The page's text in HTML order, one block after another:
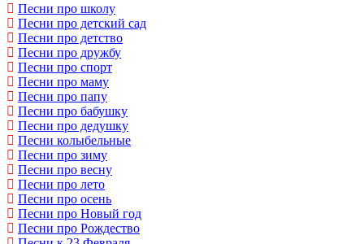
Песни про школу
Песни про детский сад
Песни про детство
Песни про дружбу
Песни про спорт
Песни про маму
Песни про папу
Песни про бабушку
Песни про дедушку
Песни колыбельные
Песни про зиму
Песни про весну
Песни про лето
Песни про осень
Песни про Новый год
Песни про Рождество